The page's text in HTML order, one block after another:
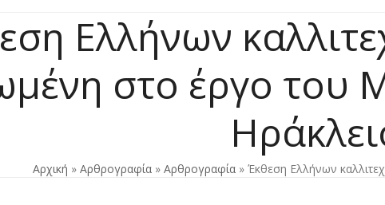
Ελλήνων
στο έργο του
Αρχική » Αρθρογραφία» Αρθρογραφία» Έκθεση Ελλήνων